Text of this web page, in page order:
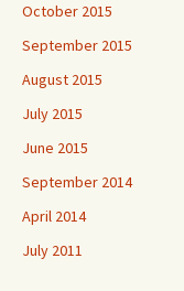
October 2015
September 2015
August 2015
July 2015
June 2015
September 2014
April 2014
July 2011